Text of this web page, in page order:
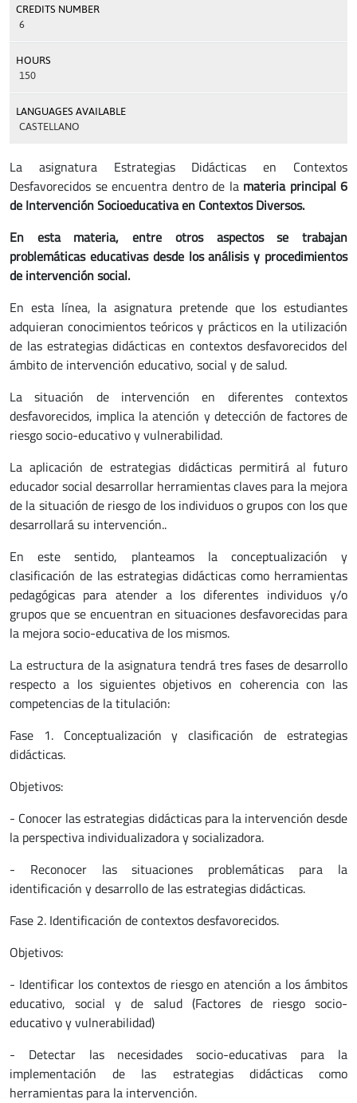
CREDITS NUMBER
6
HOURS
150
LANGUAGES AVAILABLE
CASTELLANO
La asignatura Estrategias Didácticas en Contextos
Desfavorecidos se encuentra dentro de la materia principal 6
de Intervención Socioeducativa en Contextos Diversos.
En esta materia, entre otros aspectos se trabajan
problemáticas educativas desde los análisis y procedimientos
de intervención social.
En esta línea, la asignatura pretende que los estudiantes
adquieran conocimientos teóricos y prácticos en la utilización
de las estrategias didácticas en contextos desfavorecidos del
ámbito de intervención educativo, social y de salud.
La situación de intervención en diferentes contextos
desfavorecidos, implica la atención y detección de factores de
riesgo socio-educativo y vulnerabilidad.
La aplicación de estrategias didácticas permitirá al futuro
educador social desarrollar herramientas claves para la mejora
de la situación de riesgo de los individuos o grupos con los que
desarrollará su intervención..
En este sentido, planteamos la conceptualización y
clasificación de las estrategias didácticas como herramientas
pedagógicas para atender a los diferentes individuos y/o
grupos que se encuentran en situaciones desfavorecidas para
la mejora socio-educativa de los mismos.
La estructura de la asignatura tendrá tres fases de desarrollo
respecto a los siguientes objetivos en coherencia con las
competencias de la titulación:
Fase 1. Conceptualización y clasificación de estrategias
didácticas.
Objetivos:
- Conocer las estrategias didácticas para la intervención desde
la perspectiva individualizadora y socializadora.
- Reconocer las situaciones problemáticas para la
identificación y desarrollo de las estrategias didácticas.
Fase 2. Identificación de contextos desfavorecidos.
Objetivos:
- Identificar los contextos de riesgo en atención a los ámbitos
educativo, social y de salud (Factores de riesgo socio-
educativo y vulnerabilidad)
- Detectar las necesidades socio-educativas para la
implementación de las estrategias didácticas como
herramientas para la intervención.